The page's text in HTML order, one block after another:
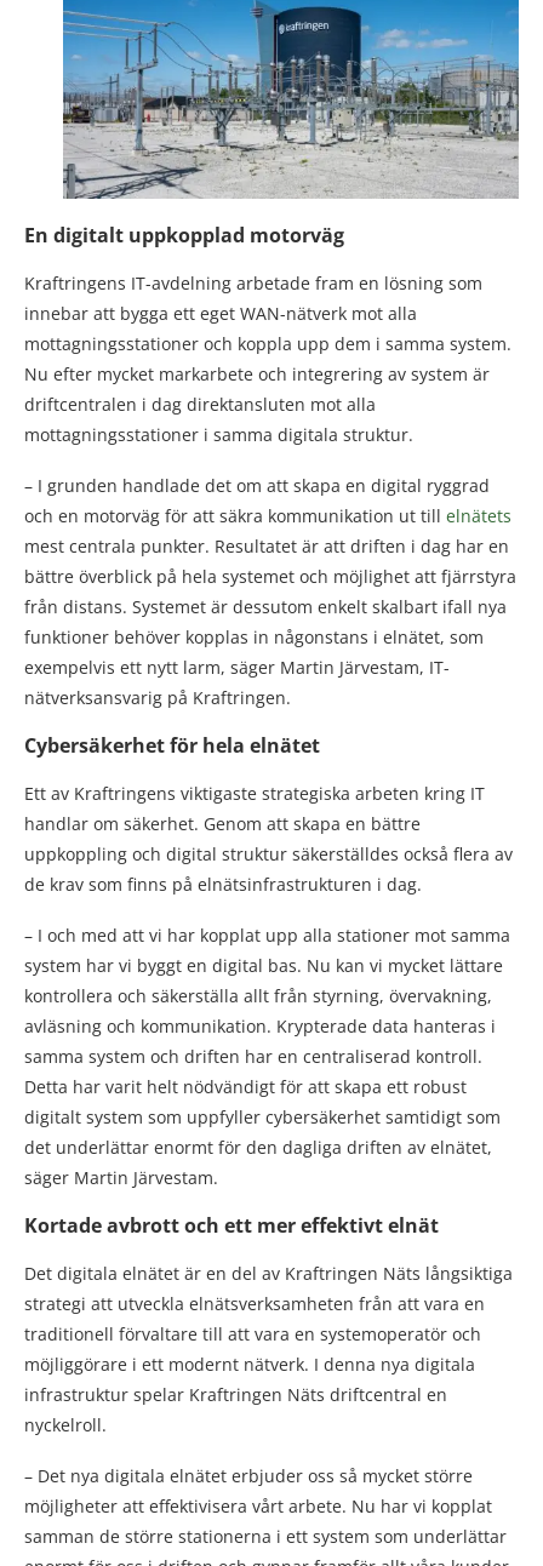
En digitalt uppkopplad motorväg
Kraftringens IT-avdelning arbetade fram en lösning som
innebar att bygga ett eget WAN-nätverk mot alla
mottagningsstationer och koppla upp dem i samma system.
Nu efter mycket markarbete och integrering av system är
driftcentralen i dag direktansluten mot alla
mottagningsstationer i samma digitala struktur.
– I grunden handlade det om att skapa en digital ryggrad
och en motorväg för att säkra kommunikation ut till elnätets
mest centrala punkter. Resultatet är att driften i dag har en
bättre överblick på hela systemet och möjlighet att fjärrstyra
från distans. Systemet är dessutom enkelt skalbart ifall nya
funktioner behöver kopplas in någonstans i elnätet, som
exempelvis ett nytt larm, säger Martin Järvestam, IT-
nätverksansvarig på Kraftringen.
Cybersäkerhet för hela elnätet
Ett av Kraftringens viktigaste strategiska arbeten kring IT
handlar om säkerhet. Genom att skapa en bättre
uppkoppling och digital struktur säkerställdes också flera av
de krav som finns på elnätsinfrastrukturen i dag.
– I och med att vi har kopplat upp alla stationer mot samma
system har vi byggt en digital bas. Nu kan vi mycket lättare
kontrollera och säkerställa allt från styrning, övervakning,
avläsning och kommunikation. Krypterade data hanteras i
samma system och driften har en centraliserad kontroll.
Detta har varit helt nödvändigt för att skapa ett robust
digitalt system som uppfyller cybersäkerhet samtidigt som
det underlättar enormt för den dagliga driften av elnätet,
säger Martin Järvestam.
Kortade avbrott och ett mer effektivt elnät
Det digitala elnätet är en del av Kraftringen Näts långsiktiga
strategi att utveckla elnätsverksamheten från att vara en
traditionell förvaltare till att vara en systemoperatör och
möjliggörare i ett modernt nätverk. I denna nya digitala
infrastruktur spelar Kraftringen Näts driftcentral en
nyckelroll.
– Det nya digitala elnätet erbjuder oss så mycket större
möjligheter att effektivisera vårt arbete. Nu har vi kopplat
samman de större stationerna i ett system som underlättar